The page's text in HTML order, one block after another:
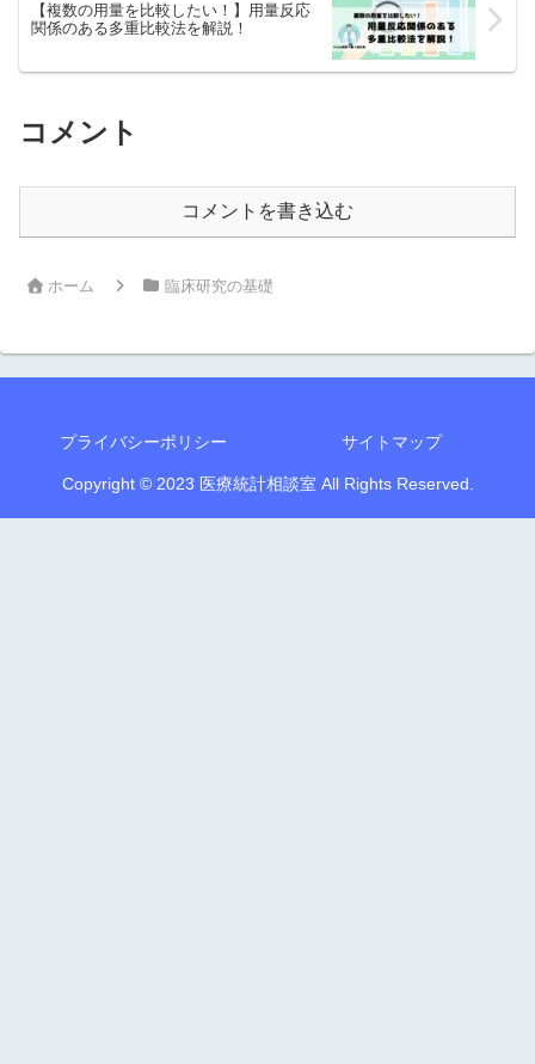
【複数の用量を比較したい！】用量反応
関係のある多重比較法を解説！
コメント
コメントを書き込む
ホーム 臨床研究の基礎
プライバシーポリシー サイトマップ
Copyright © 2023 医療統計相談室 All Rights Reserved.